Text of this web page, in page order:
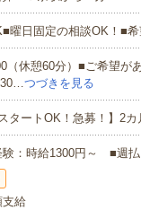
曜日固定の相談OK！■
（休憩60分）■ご希望が
つづきを見る
スタートOK！急募！】2
験：時給1300円～ ■週
給